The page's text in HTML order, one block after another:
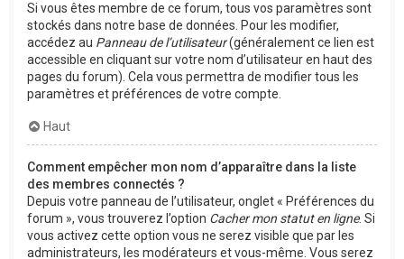
Si vous êtes membre de ce forum, tous vos paramètres sont
stockés dans notre base de données. Pour les modifier,
accédez au Panneau de l’utilisateur(généralement ce lien est
accessible en cliquant sur votre nom d’utilisateur en haut des
pages du forum). Cela vous permettra de modifier tous les
paramètres et préférences de votre compte.
Haut
Comment empêcher mon nom d’apparaître dans la liste
des membres connectés ?
Depuis votre panneau de l’utilisateur, onglet « Préférences du
forum », vous trouverez l’option Cacher mon statut en ligne. Si
vous activez cette option vous ne serez visible que par les
administrateurs, les modérateurs et vous-même. Vous serez